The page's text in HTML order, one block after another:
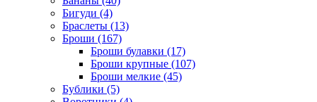
Бигуди (4)
Браслеты (13)
Броши (167)
Броши булавки (17)
Броши крупные (107)
Броши мелкие (45)
Бублики (5)